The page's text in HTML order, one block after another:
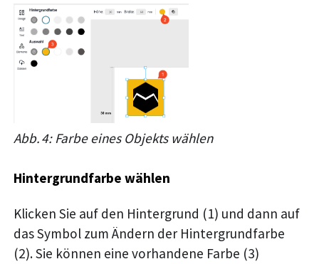
Abb. 4: Farbe eines Objekts wählen
Hintergrundfarbe wählen
Klicken Sie auf den Hintergrund (1) und dann auf
das Symbol zum Ändern der Hintergrundfarbe
(2). Sie können eine vorhandene Farbe (3)